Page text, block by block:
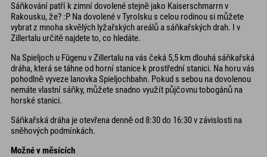
Sáňkování patří k zimní dovolené stejně jako Kaiserschmarrn v
Rakousku, že? :P Na dovolené v Tyrolsku s celou rodinou si můžete
vybrat z mnoha skvělých lyžařských areálů a sáňkařských drah. I v
Zillertalu určitě najdete to, co hledáte.
Na Spieljoch u Fügenu v Zillertalu na vás čeká 5,5 km dlouhá sáňkařská
dráha, která se táhne od horní stanice k prostřední stanici. Na horu vás
pohodlně vyveze lanovka Spieljochbahn. Pokud s sebou na dovolenou
nemáte vlastní sáňky, můžete snadno využít půjčovnu tobogánů na
horské stanici.
Sáňkařská dráha je otevřena denně od 8:30 do 16:30 v závislosti na
sněhových podmínkách.
Možné v měsících